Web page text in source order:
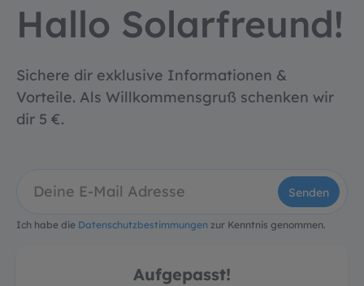
Hallo Solarfreund!
Sichere dir exklusive Informationen &
Vorteile. Als Willkommensgruß schenken wir
dir 5 €.
Senden
Ich habe die Datenschutzbestimmungen zur Kenntnis genommen.
Aufgepasst!